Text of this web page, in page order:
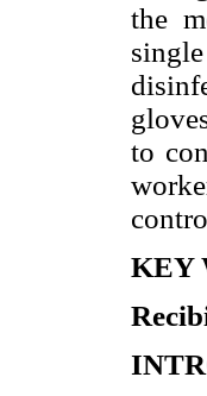
the
to
KEY